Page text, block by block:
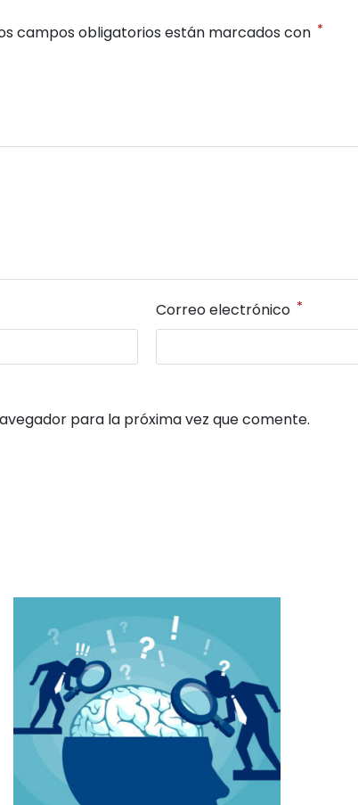
campos obligatorios están marcados con *
Correo electrónico *
para la próxima vez que comente.